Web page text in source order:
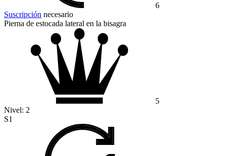
6
Suscripción necesario
Pierna de estocada lateral en la bisagra
5
Nivel: 2
S1